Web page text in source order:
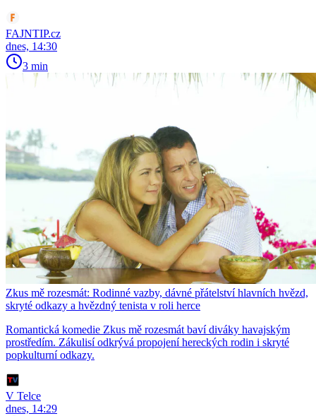
FAJNTIP.cz
dnes, 14:30
3 min
Zkus mě rozesmát: Rodinné vazby, dávné přátelství hlavních hvězd,
skryté odkazy a hvězdný tenista v roli herce
Romantická komedie Zkus mě rozesmát baví diváky havajským
prostředím. Zákulisí odkrývá propojení hereckých rodin i skryté
popkulturní odkazy.
V Telce
dnes, 14:29